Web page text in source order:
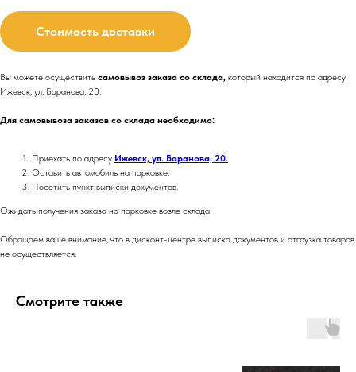
Стоимость доставки
Вы можете осуществить самовывоз заказа со склада, который находится по адресу
Ижевск, ул. Баранова, 20.
Для самовывоза заказов со склада необходимо:
Приехать по адресу Ижевск, ул. Баранова, 20.
Оставить автомобиль на парковке.
Посетить пункт выписки документов.
Ожидать получения заказа на парковке возле склада.
Обращаем ваше внимание, что в дисконт-центре выписка документов и отгрузка товаров
не осуществляется.
Смотрите также